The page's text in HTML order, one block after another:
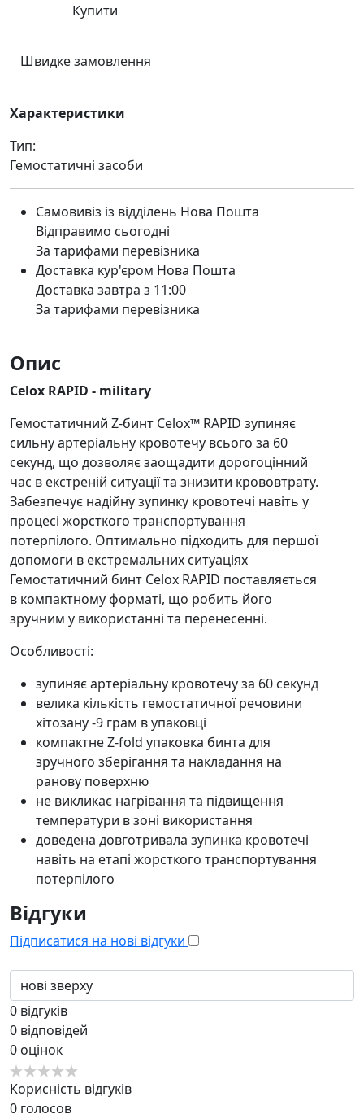
Купити
Швидке замовлення
Характеристики
Тип:
Гемостатичні засоби
Самовивіз із відділень Нова Пошта
Відправимо сьогодні
За тарифами перевізника
Доставка кур'єром Нова Пошта
Доставка завтра з 11:00
За тарифами перевізника
Опис
Celox RAPID - military
Гемостатичний Z-бинт Celox™ RAPID зупиняє
сильну артеріальну кровотечу всього за 60
секунд, що дозволяє заощадити дорогоцінний
час в екстреній ситуації та знизити крововтрату.
Забезпечує надійну зупинку кровотечі навіть у
процесі жорсткого транспортування
потерпілого. Оптимально підходить для першої
допомоги в екстремальних ситуаціях
Гемостатичний бинт Celox RAPID поставляється
в компактному форматі, що робить його
зручним у використанні та перенесенні.
Особливості:
зупиняє артеріальну кровотечу за 60 секунд
велика кількість гемостатичної речовини
хітозану -9 грам в упаковці
компактне Z-fold упаковка бинта для
зручного зберігання та накладання на
ранову поверхню
не викликає нагрівання та підвищення
температури в зоні використання
доведена довготривала зупинка кровотечі
навіть на етапі жорсткого транспортування
потерпілого
Відгуки
Підписатися на нові відгуки
0 відгуків
0 відповідей
0 оцінок
Корисність відгуків
0 голосов